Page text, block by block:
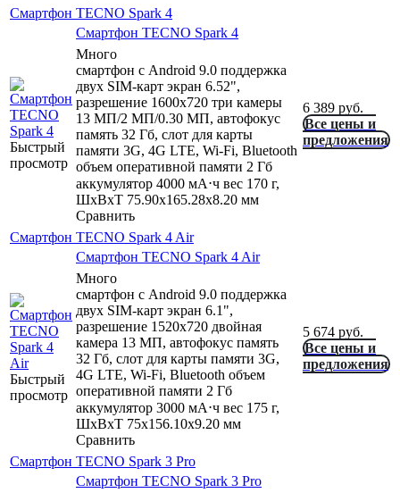
Смартфон TECNO Spark 4
Быстрый
просмотр
Смартфон TECNO Spark 4
Много
смартфон с Android 9.0 поддержка
двух SIM-карт экран 6.52",
разрешение 1600x720 три камеры
13 МП/2 МП/0.30 МП, автофокус
память 32 Гб, слот для карты
памяти 3G, 4G LTE, Wi-Fi, Bluetooth
объем оперативной памяти 2 Гб
аккумулятор 4000 мА⋅ч вес 170 г,
ШxВxТ 75.90x165.28x8.20 мм
Сравнить
6 389 руб.
Все цены и
предложения
Смартфон TECNO Spark 4 Air
Быстрый
просмотр
Смартфон TECNO Spark 4 Air
Много
смартфон с Android 9.0 поддержка
двух SIM-карт экран 6.1",
разрешение 1520x720 двойная
камера 13 МП, автофокус память
32 Гб, слот для карты памяти 3G,
4G LTE, Wi-Fi, Bluetooth объем
оперативной памяти 2 Гб
аккумулятор 3000 мА⋅ч вес 175 г,
ШxВxТ 75x156.10x9.20 мм
Сравнить
5 674 руб.
Все цены и
предложения
Смартфон TECNO Spark 3 Pro
Смартфон TECNO Spark 3 Pro